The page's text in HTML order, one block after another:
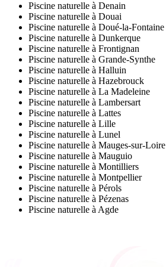
Piscine naturelle à Denain
Piscine naturelle à Douai
Piscine naturelle à Doué-la-Fontaine
Piscine naturelle à Dunkerque
Piscine naturelle à Frontignan
Piscine naturelle à Grande-Synthe
Piscine naturelle à Halluin
Piscine naturelle à Hazebrouck
Piscine naturelle à La Madeleine
Piscine naturelle à Lambersart
Piscine naturelle à Lattes
Piscine naturelle à Lille
Piscine naturelle à Lunel
Piscine naturelle à Mauges-sur-Loire
Piscine naturelle à Mauguio
Piscine naturelle à Montilliers
Piscine naturelle à Montpellier
Piscine naturelle à Pérols
Piscine naturelle à Pézenas
Piscine naturelle à Agde